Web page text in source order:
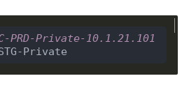
PRD-Private-10.1.21.101